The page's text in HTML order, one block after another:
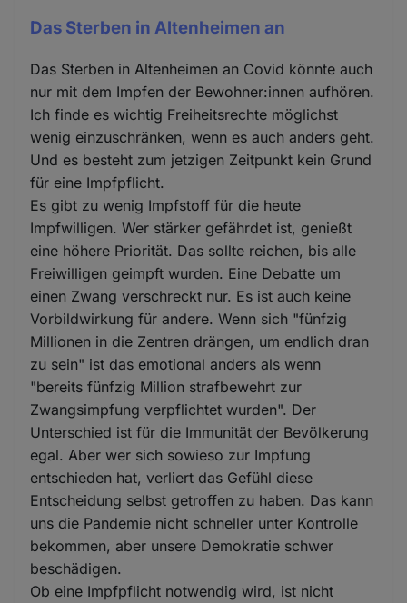
Das Sterben in Altenheimen an
Das Sterben in Altenheimen an Covid könnte auch
nur mit dem Impfen der Bewohner:innen aufhören.
Ich finde es wichtig Freiheitsrechte möglichst
wenig einzuschränken, wenn es auch anders geht.
Und es besteht zum jetzigen Zeitpunkt kein Grund
für eine Impfpflicht.
Es gibt zu wenig Impfstoff für die heute
Impfwilligen. Wer stärker gefährdet ist, genießt
eine höhere Priorität. Das sollte reichen, bis alle
Freiwilligen geimpft wurden. Eine Debatte um
einen Zwang verschreckt nur. Es ist auch keine
Vorbildwirkung für andere. Wenn sich "fünfzig
Millionen in die Zentren drängen, um endlich dran
zu sein" ist das emotional anders als wenn
"bereits fünfzig Million strafbewehrt zur
Zwangsimpfung verpflichtet wurden". Der
Unterschied ist für die Immunität der Bevölkerung
egal. Aber wer sich sowieso zur Impfung
entschieden hat, verliert das Gefühl diese
Entscheidung selbst getroffen zu haben. Das kann
uns die Pandemie nicht schneller unter Kontrolle
bekommen, aber unsere Demokratie schwer
beschädigen.
Ob eine Impfpflicht notwendig wird, ist nicht